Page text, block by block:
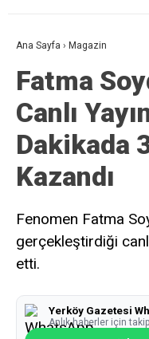
Ana Sayfa › Magazin
Fatma
Canlı
Dakikada
Kazandı
Fenomen Fatma
gerçekleştirdiği
etti.
Yerköy Gazetesi
Anlık haberler için